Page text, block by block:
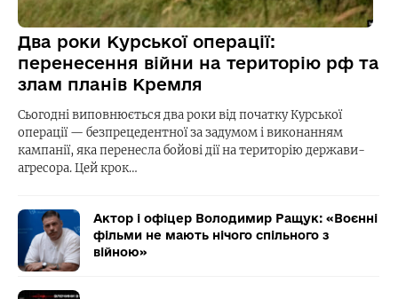
Два роки Курської операції:
перенесення війни на територію рф та
злам планів Кремля
Сьогодні виповнюється два роки від початку Курської
операції — безпрецедентної за задумом і виконанням
кампанії, яка перенесла бойові дії на територію держави-
агресора. Цей крок…
Актор і офіцер Володимир Ращук: «Воєнні
фільми не мають нічого спільного з
війною»